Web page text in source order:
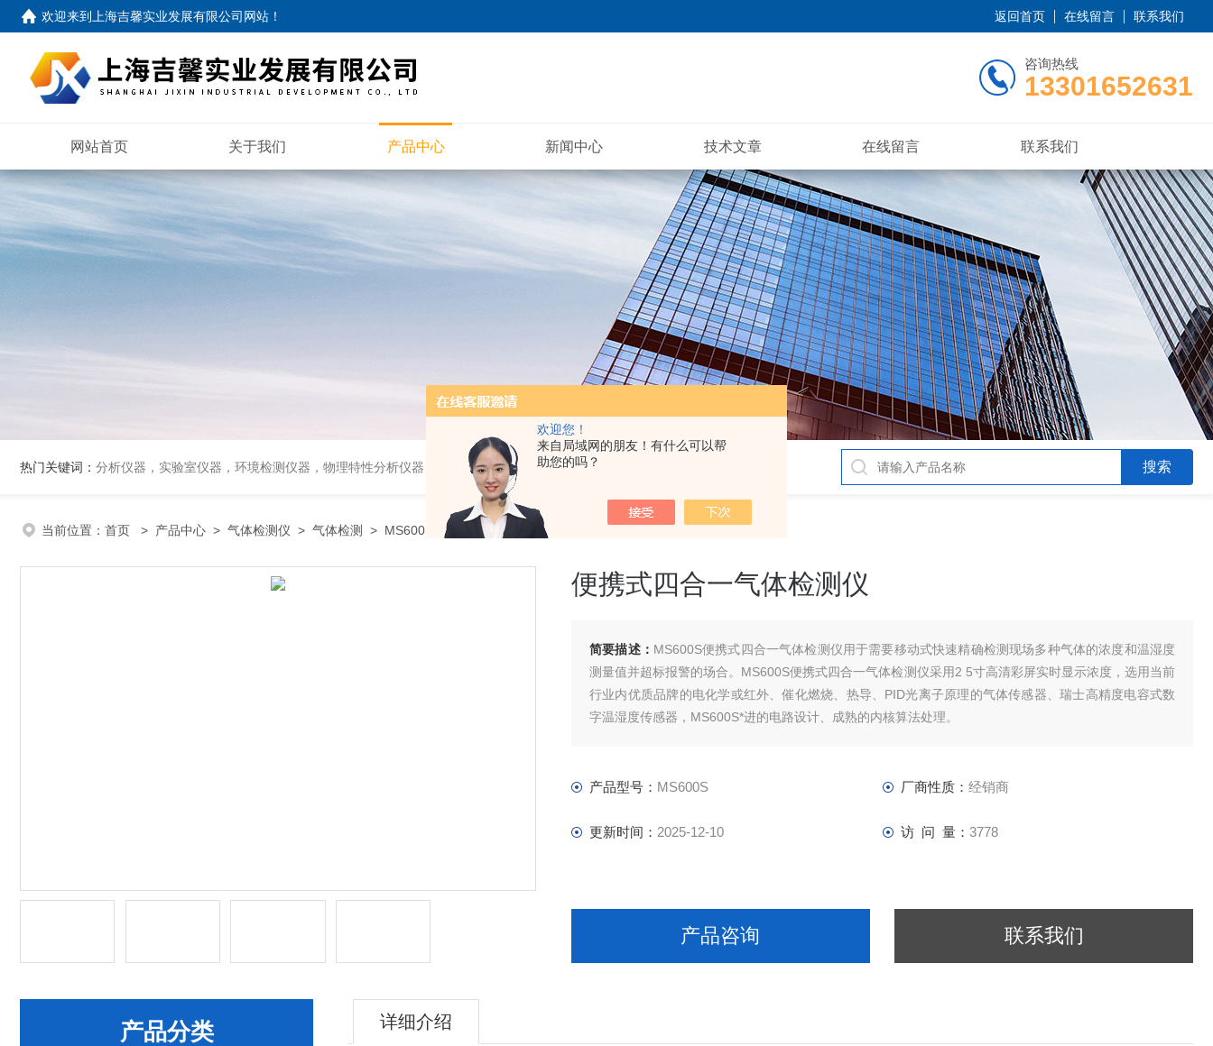
欢迎您！
来自局域网的朋友！有什么可以帮
助您的吗？
欢迎来到 上海吉馨实业发展有限公司网站 ！ 返回首页 在线留言 联系我们
咨询热线
13301652631
网站首页 关于我们 产品中心 新闻中心 技术文章 在线留言 联系我们
热门关键词： 分析仪器，实验室仪器，环境检测仪器，物理特性分析仪器
当前位置： 首页 > 产品中心 > 气体检测仪 > 气体检测 > MS600S便携式四合一气体检测仪
便携式四合一气体检测仪
简要描述： MS600S便携式四合一气体检测仪用于需要移动式快速精确检测现场多种气体的浓度和温湿度
测量值并超标报警的场合。MS600S便携式四合一气体检测仪采用2 5寸高清彩屏实时显示浓度，选用当前
行业内优质品牌的电化学或红外、催化燃烧、热导、PID光离子原理的气体传感器、瑞士高精度电容式数
字温湿度传感器，MS600S*进的电路设计、成熟的内核算法处理。
产品型号： MS600S 厂商性质： 经销商
更新时间： 2025-12-10 访 问 量： 3778
产品咨询 联系我们
产品分类 详细介绍